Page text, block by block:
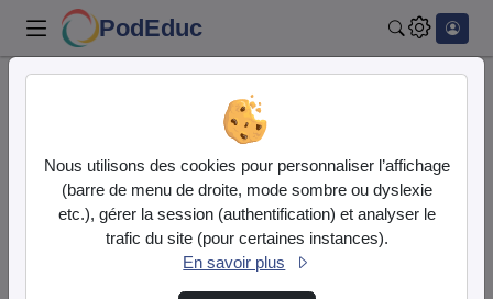
PodEduc
Emission du vendredi 11 avril 2025 - ICI 192…
Nous utilisons des cookies pour personnaliser l’affichage
(barre de menu de droite, mode sombre ou dyslexie
etc.), gérer la session (authentification) et analyser le
trafic du site (pour certaines instances).
En savoir plus